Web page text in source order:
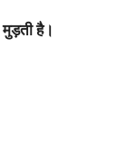
मुड़तीहै।